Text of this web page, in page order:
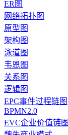
ER图
网络拓扑图
原型图
架构图
泳道图
韦恩图
关系图
逻辑图
EPC事件过程链图
BPMN2.0
EVC企业价值链图